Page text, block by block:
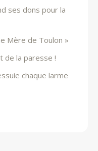
ses dons pour la
Mère de Toulon »
de la paresse !
chaque larme